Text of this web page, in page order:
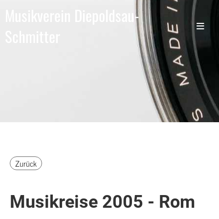
Musikverein Diepoldsau-
Zurück
Musikreise 2005 - Rom